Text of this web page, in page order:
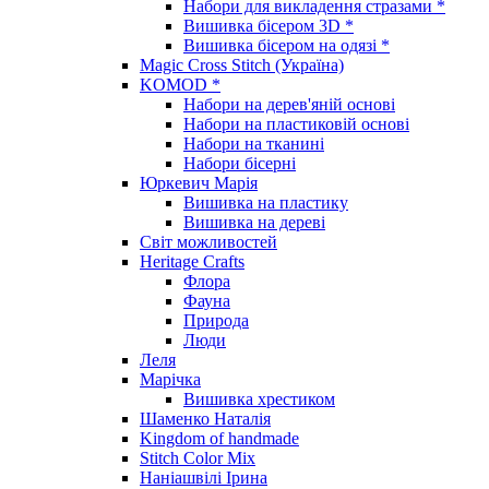
Набори для викладення стразами *
Вишивка бісером 3D *
Вишивка бісером на одязі *
Magic Cross Stitch (Україна)
KOMOD *
Набори на дерев'яній основі
Набори на пластиковій основі
Набори на тканині
Набори бісерні
Юркевич Марія
Вишивка на пластику
Вишивка на дереві
Світ можливостей
Heritage Crafts
Флора
Фауна
Природа
Люди
Леля
Марічка
Вишивка хрестиком
Шаменко Наталія
Kingdom of handmade
Stitch Color Mix
Наніашвілі Ірина